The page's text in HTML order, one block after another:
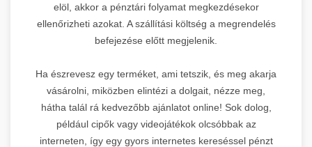
elöl, akkor a pénztári folyamat megkezdésekor
ellenőrizheti azokat. A szállítási költség a megrendelés
befejezése előtt megjelenik.
Ha észrevesz egy terméket, ami tetszik, és meg akarja
vásárolni, miközben elintézi a dolgait, nézze meg,
hátha talál rá kedvezőbb ajánlatot online! Sok dolog,
például cipők vagy videojátékok olcsóbbak az
interneten, így egy gyors internetes kereséssel pénzt